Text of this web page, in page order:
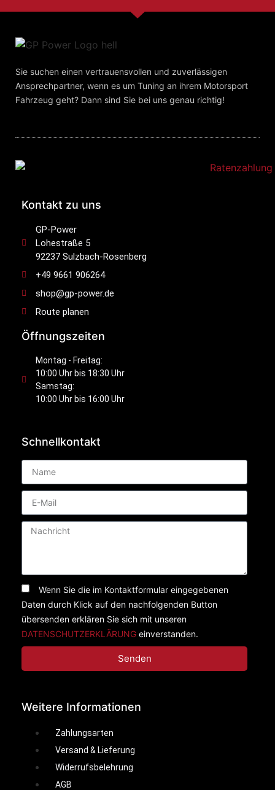
Sie suchen einen vertrauensvollen und zuverlässigen
Ansprechpartner, wenn es um Tuning an ihrem Motorsport
Fahrzeug geht? Dann sind Sie bei uns genau richtig!
Kontakt zu uns
GP-Power
Lohestraße 5
92237 Sulzbach-Rosenberg
+49 9661 906264
shop@gp-power.de
Route planen
Öffnungszeiten
Montag - Freitag:
10:00 Uhr bis 18:30 Uhr
Samstag:
10:00 Uhr bis 16:00 Uhr
Schnellkontakt
Wenn Sie die im Kontaktformular eingegebenen
Daten durch Klick auf den nachfolgenden Button
übersenden erklären Sie sich mit unseren
DATENSCHUTZERKLÄRUNG einverstanden.
Senden
Weitere Informationen
Zahlungsarten
Versand & Lieferung
Widerrufsbelehrung
AGB